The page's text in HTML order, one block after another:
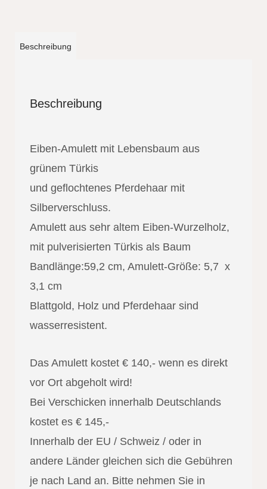
Beschreibung
Beschreibung
Eiben-Amulett mit Lebensbaum aus
grünem Türkis
und geflochtenes Pferdehaar mit
Silberverschluss.
Amulett aus sehr altem Eiben-Wurzelholz,
mit pulverisierten Türkis als Baum
Bandlänge:59,2 cm, Amulett-Größe: 5,7 x
3,1 cm
Blattgold, Holz und Pferdehaar sind
wasserresistent.
Das Amulett kostet € 140,- wenn es direkt
vor Ort abgeholt wird!
Bei Verschicken innerhalb Deutschlands
kostet es € 145,-
Innerhalb der EU / Schweiz / oder in
andere Länder gleichen sich die Gebühren
je nach Land an. Bitte nehmen Sie in